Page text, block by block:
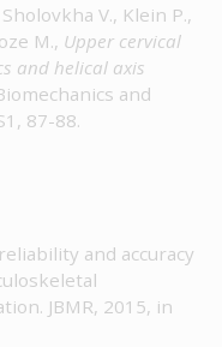
Sholovkha V., Klein P.,
M., Upper cervical
and helical axis
and
87-88.
and accuracy
JBMR, 2015, in